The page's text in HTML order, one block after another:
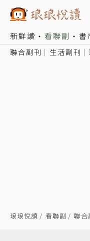
新鮮讀 看聯副 書
聯合副刊 生活副刊
琅琅悅讀 看聯副 聯合